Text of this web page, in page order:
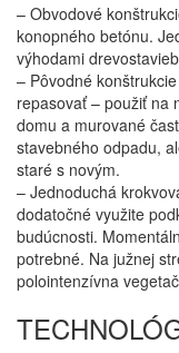
– Obvodové
konopného betónu.
výhodami
– Pôvodné
repasovať – použiť na
domu a murované
stavebného odpadu,
staré s novým.
– Jednoduchá
dodatočné využite
budúcnosti.
potrebné. Na južnej
polointenzívna